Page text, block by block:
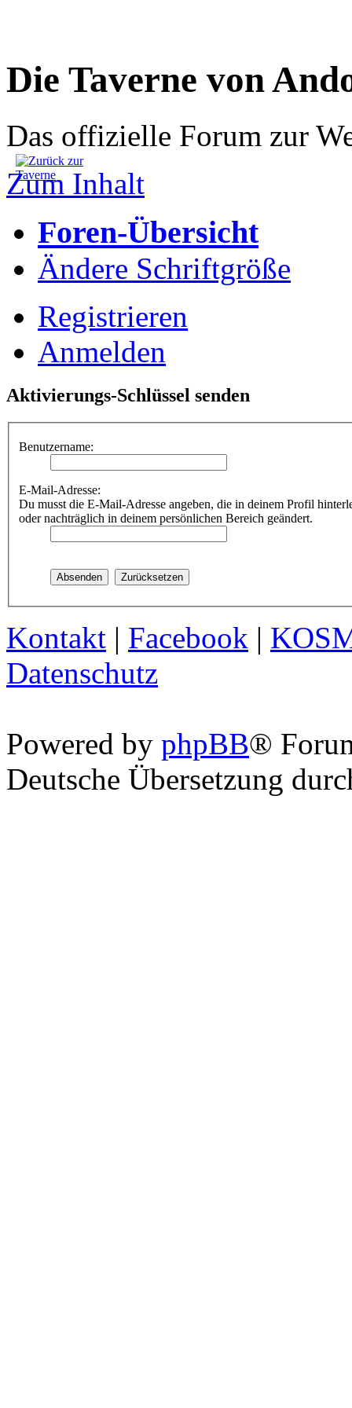
Die Taverne von
Das offizielle Forum zur
Zum Inhalt
Foren-Übersicht
Ändere Schriftgröße
Registrieren
Anmelden
Aktivierungs-Schlüssel senden
Benutzername:
E-Mail-Adresse:
Du musst die E-Mail-Adresse angeben, die in deinem Profil
oder nachträglich in deinem persönlichen Bereich geändert.
Kontakt | Facebook |
Datenschutz
Powered by phpBB®
Deutsche Übersetzung